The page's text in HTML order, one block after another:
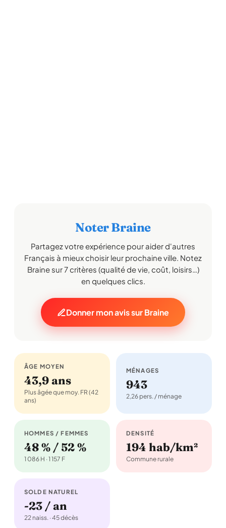
Noter Braine
Partagez votre expérience pour aider d'autres
Français à mieux choisir leur prochaine ville. Notez
Braine sur 7 critères (qualité de vie, coût, loisirs…)
en quelques clics.
Donner mon avis sur Braine
ÂGE MOYEN
43,9 ans
Plus âgée que moy. FR (42
ans)
MÉNAGES
943
2,26 pers. / ménage
HOMMES / FEMMES
48 % / 52 %
1 086 H · 1 157 F
DENSITÉ
194 hab/km²
Commune rurale
SOLDE NATUREL
-23 / an
22 naiss. · 45 décès